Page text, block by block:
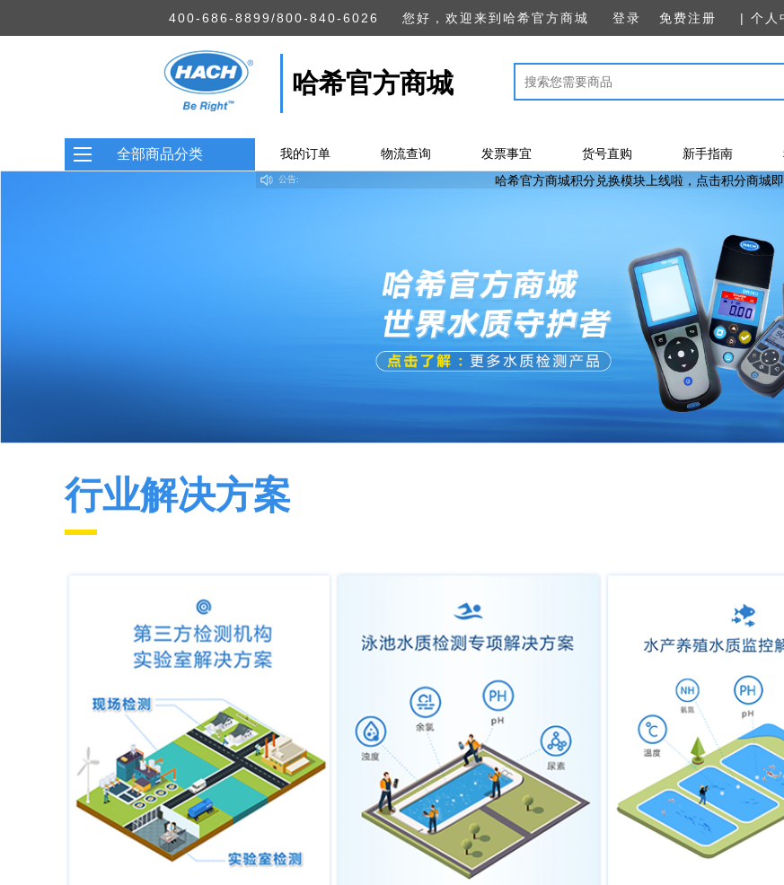
400-686-8899/800-840-6026 您好，欢迎来到哈希官方商城 登录 免费注册 | 个人
哈希官方商城
全部商品分类 我的订单 物流查询 发票事宜 货号直购 新手指南
公告: 哈希官方商城积分兑换模块上线啦，点击积分商城即可进入
行业解决方案